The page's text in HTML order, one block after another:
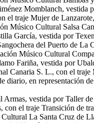
Momblanch, vestida
el traje Mujer de
Músico Cultural Salsa
García, vestida por
del Puerto de La
Músico Cultural
Fariña, vestida por
Canaria S. L., con el traje
diario, en representación
Armas, vestida por Taller
con el traje Transición de
La Santa Cruz de